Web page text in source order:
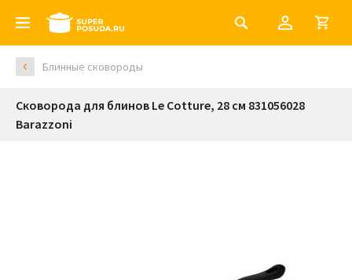
Блинные сковороды
Сковорода для блинов Le Cotture, 28 см 831056028
Barazzoni